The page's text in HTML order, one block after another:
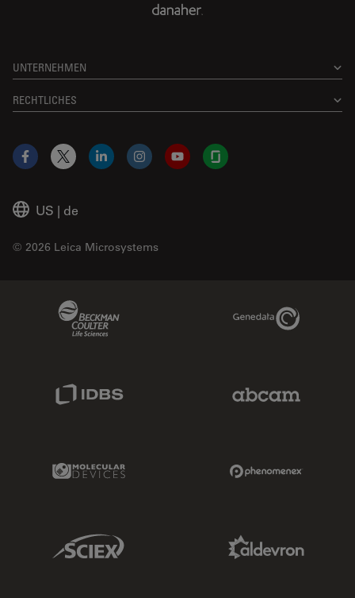
UNTERNEHMEN
RECHTLICHES
US | de
© 2026 Leica Microsystems
Facebook
X LinkedInInstagramYouTubeGlassdoor
Genedata Link
Molecular Devices Link
Sciex Link